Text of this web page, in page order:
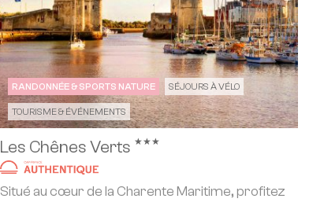
RANDONNÉE & SPORTS NATURE SÉJOURS À VÉLO
TOURISME & ÉVÉNEMENTS
Les Chênes Verts ★★★
Situé au cœur de la Charente Maritime, profitez